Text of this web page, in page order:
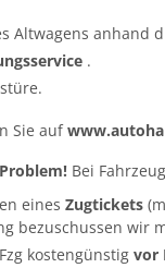
Altwagens anhand
.
Sie auf
Bei
einesZugtickets
bezuschussen wir
kostengünstigvor